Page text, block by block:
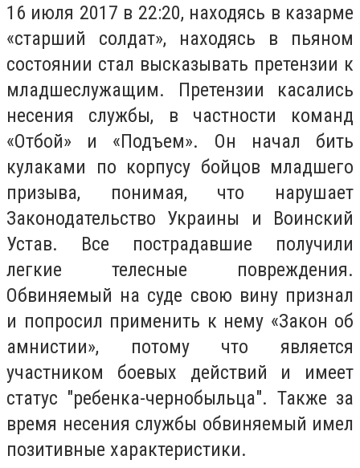
16 июля 2017 в 22:20, находясь в казарме
«старший солдат», находясь в пьяном
состоянии стал высказывать претензии к
младшеслужащим. Претензии касались
несения службы, в частности команд
«Отбой» и «Подъем». Он начал бить
кулаками по корпусу бойцов младшего
призыва, понимая, что нарушает
Законодательство Украины и Воинский
Устав. Все пострадавшие получили
легкие телесные повреждения.
Обвиняемый на суде свою вину признал
и попросил применить к нему «Закон об
амнистии», потому что является
участником боевых действий и имеет
статус "ребенка-чернобыльца". Также за
время несения службы обвиняемый имел
позитивные характеристики.